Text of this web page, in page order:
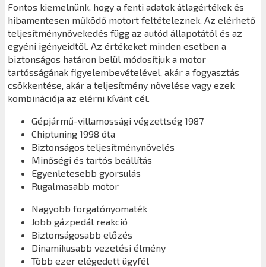
Fontos kiemelnünk, hogy a fenti adatok átlagértékek és
hibamentesen működő motort feltételeznek. Az elérhető
teljesítménynövekedés függ az autód állapotától és az
egyéni igényeidtől. Az értékeket minden esetben a
biztonságos határon belül módosítjuk a motor
tartósságának figyelembevételével, akár a fogyasztás
csökkentése, akár a teljesítmény növelése vagy ezek
kombinációja az elérni kívánt cél.
Gépjármű-villamossági végzettség 1987
Chiptuning 1998 óta
Biztonságos teljesítménynövelés
Minőségi és tartós beállítás
Egyenletesebb gyorsulás
Rugalmasabb motor
Nagyobb forgatónyomaték
Jobb gázpedál reakció
Biztonságosabb előzés
Dinamikusabb vezetési élmény
Több ezer elégedett ügyfél